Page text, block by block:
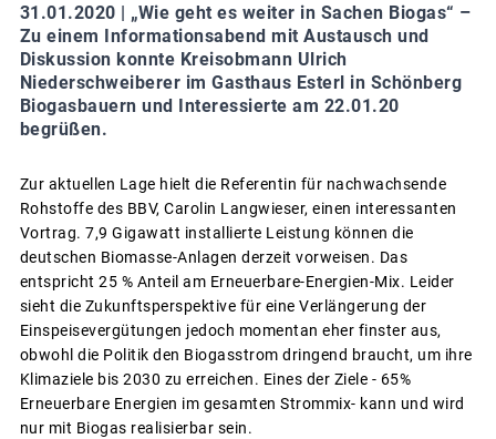
31.01.2020 | „Wie geht es weiter in Sachen Biogas“ –
Zu einem Informationsabend mit Austausch und
Diskussion konnte Kreisobmann Ulrich
Niederschweiberer im Gasthaus Esterl in Schönberg
Biogasbauern und Interessierte am 22.01.20
begrüßen.
Zur aktuellen Lage hielt die Referentin für nachwachsende
Rohstoffe des BBV, Carolin Langwieser, einen interessanten
Vortrag. 7,9 Gigawatt installierte Leistung können die
deutschen Biomasse-Anlagen derzeit vorweisen. Das
entspricht 25 % Anteil am Erneuerbare-Energien-Mix. Leider
sieht die Zukunftsperspektive für eine Verlängerung der
Einspeisevergütungen jedoch momentan eher finster aus,
obwohl die Politik den Biogasstrom dringend braucht, um ihre
Klimaziele bis 2030 zu erreichen. Eines der Ziele - 65%
Erneuerbare Energien im gesamten Strommix- kann und wird
nur mit Biogas realisierbar sein.